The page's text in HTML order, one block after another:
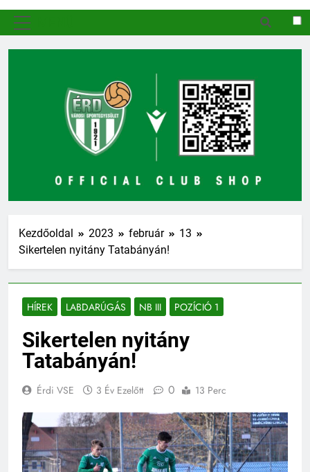
Kezdőoldal 2023 február
13
Sikertelen nyitány Tatabányán!
HÍREK LABDARÚGÁS NB III POZÍCIÓ 1
Sikertelen nyitány
Tatabányán!
Érdi VSE 3 Év Ezelőtt 0 13 Perc